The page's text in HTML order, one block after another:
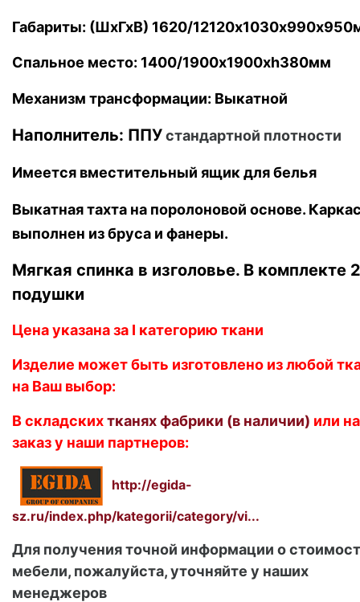
Габариты: (ШхГхВ) 1620/
Спальное место: 1400/1900х1900хh380мм
Механизм трансформации: Выкатной
Наполнитель: ППУстандартной плотности
Имеется вместительный ящик для белья
Выкатная тахта на поролоновой основе.
выполнен из бруса и фанеры.
Мягкая спинка в изголовье. В комплекте 2
подушки
Цена указана за I категорию ткани
Изделие может быть изготовлено из любой
на Ваш выбор:
В складскихтканях фабрики (в наличии) или на
заказ у наши партнеров:
http://egida-
sz.ru/index.php/kategorii/category/vi...
Для получения точной информации о
мебели, пожалуйста, уточняйте у наших
менеджеров